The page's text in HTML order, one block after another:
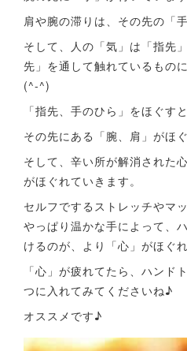
肩や腕の滞りは、その先の「
そして、人の「気」は「指先
先」を通して触れているもの
(^-^)
「指先、手のひら」をほぐすと
その先にある「腕、肩」がほぐ
そして、辛い所が解消された
がほぐれていきます。
セルフでするストレッチやマ
やっぱり温かな手によって、
けるのが、より「心」がほぐ
「心」が疲れてたら、ハンド
つに入れてみてくださいね♪
オススメです♪